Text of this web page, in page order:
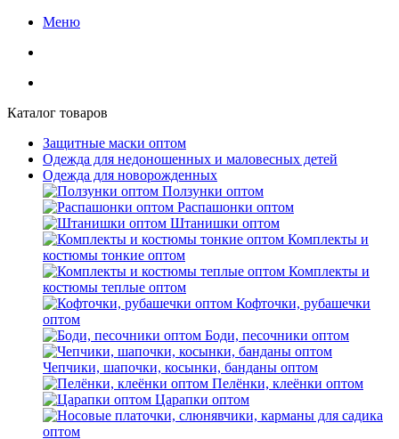
Меню
Каталог товаров
Защитные маски оптом
Одежда для недоношенных и маловесных детей
Одежда для новорожденных
Ползунки оптом
Распашонки оптом
Штанишки оптом
Комплекты и
костюмы тонкие оптом
Комплекты и
костюмы теплые оптом
Кофточки, рубашечки
оптом
Боди, песочники оптом
Чепчики, шапочки, косынки, банданы оптом
Пелёнки, клеёнки оптом
Царапки оптом